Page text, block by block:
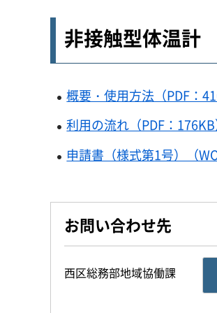
非接触型体温計
概要・使用方法（PDF：
利用の流れ（PDF：176KB
申請書（様式第1号）（
お問い合わせ先
西区総務部地域協働課